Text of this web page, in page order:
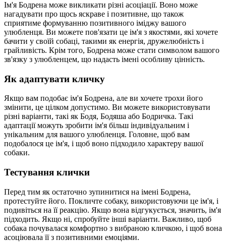
Ім'я Бодрена може викликати різні асоціації. Воно може
нагадувати про щось яскраве і позитивне, що також
сприятиме формуванню позитивного іміджу вашого
улюбленця. Ви можете пов'язати це ім'я з якостями, які хочете
бачити у своїй собаці, такими як енергія, дружелюбність і
грайливість. Крім того, Бодрена може стати символом вашого
зв'язку з улюбленцем, що надасть імені особливу цінність.
Як адаптувати кличку
Якщо вам подобає ім'я Бодрена, але ви хочете трохи його
змінити, це цілком допустимо. Ви можете використовувати
різні варіанти, такі як Бодя, Бодяша або Бодричка. Такі
адаптації можуть зробити ім'я більш індивідуальним і
унікальним для вашого улюбленця. Головне, щоб вам
подобалося це ім'я, і щоб воно підходило характеру вашої
собаки.
Тестування клички
Перед тим як остаточно зупинитися на імені Бодрена,
протестуйте його. Покличте собаку, використовуючи це ім'я, і
подивіться на її реакцію. Якщо вона відгукується, значить, ім'я
підходить. Якщо ні, спробуйте інші варіанти. Важливо, щоб
собака почувалася комфортно з вибраною кличкою, і щоб вона
асоціювала її з позитивними емоціями.